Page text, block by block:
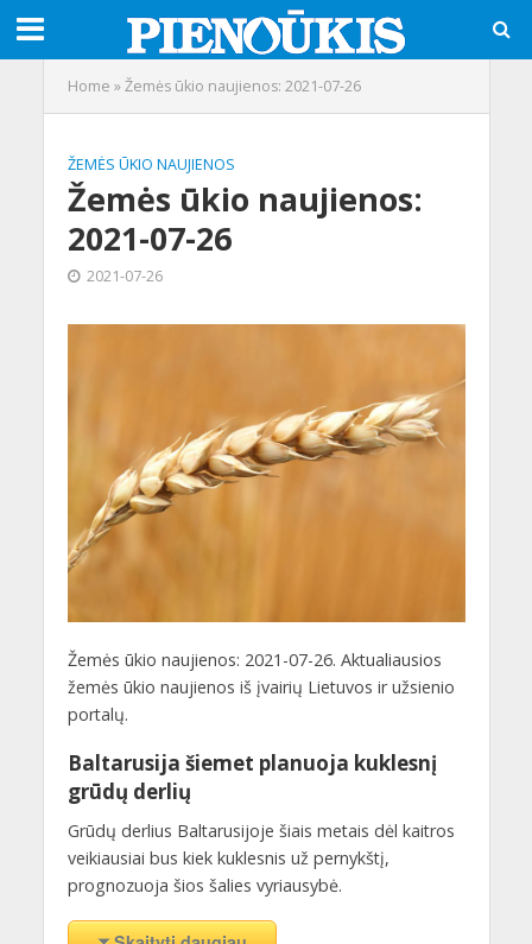
Home »Žemės ūkio naujienos: 2021-07-26
ŽEMĖS ŪKIO NAUJIENOS
Žemės ūkio naujienos:
2021-07-26
2021-07-26
Žemės ūkio naujienos: 2021-07-26. Aktualiausios
žemės ūkio naujienos iš įvairių Lietuvos ir užsienio
portalų.
Baltarusija šiemet planuoja kuklesnį
grūdų derlių
Grūdų derlius Baltarusijoje šiais metais dėl kaitros
veikiausiai bus kiek kuklesnis už pernykštį,
prognozuoja šios šalies vyriausybė.